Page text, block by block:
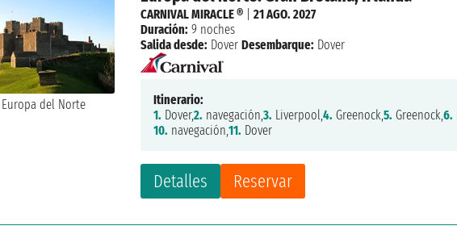
Detalles Reservar
CARNIVAL MIRACLE ® |21 AGO. 2027
Duración: 9 noches
Salida desde: Dover Desembarque: Dover
Itinerario:
1. Dover,2. navegación,3. Liverpool,4. Greenock,5. Greenock,6.
10. navegación,11. Dover